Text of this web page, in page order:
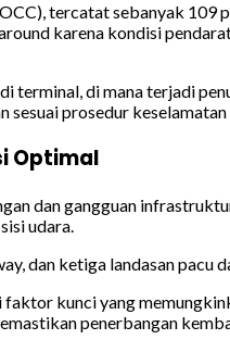
tercatat sebanyak 109
karena kondisi
terminal, di mana terjadi
prosedur keselamatan
Optimal
dan gangguan
udara.
dan ketiga landasan pacu
kunci yang
penerbangan